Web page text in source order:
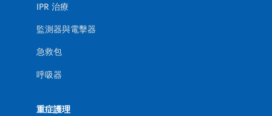
IPR 治療
監測器與電擊器
急救包
呼吸器
重症護理